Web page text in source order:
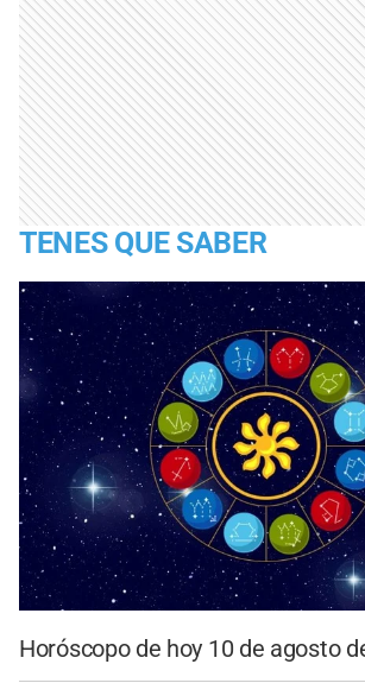
TENES QUE SABER
Horóscopo de hoy 10 de agosto